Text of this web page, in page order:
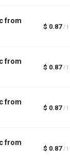
from
$ 0.87 /
from
$ 0.87 /
from
$ 0.87 /
from
$ 0.87 /